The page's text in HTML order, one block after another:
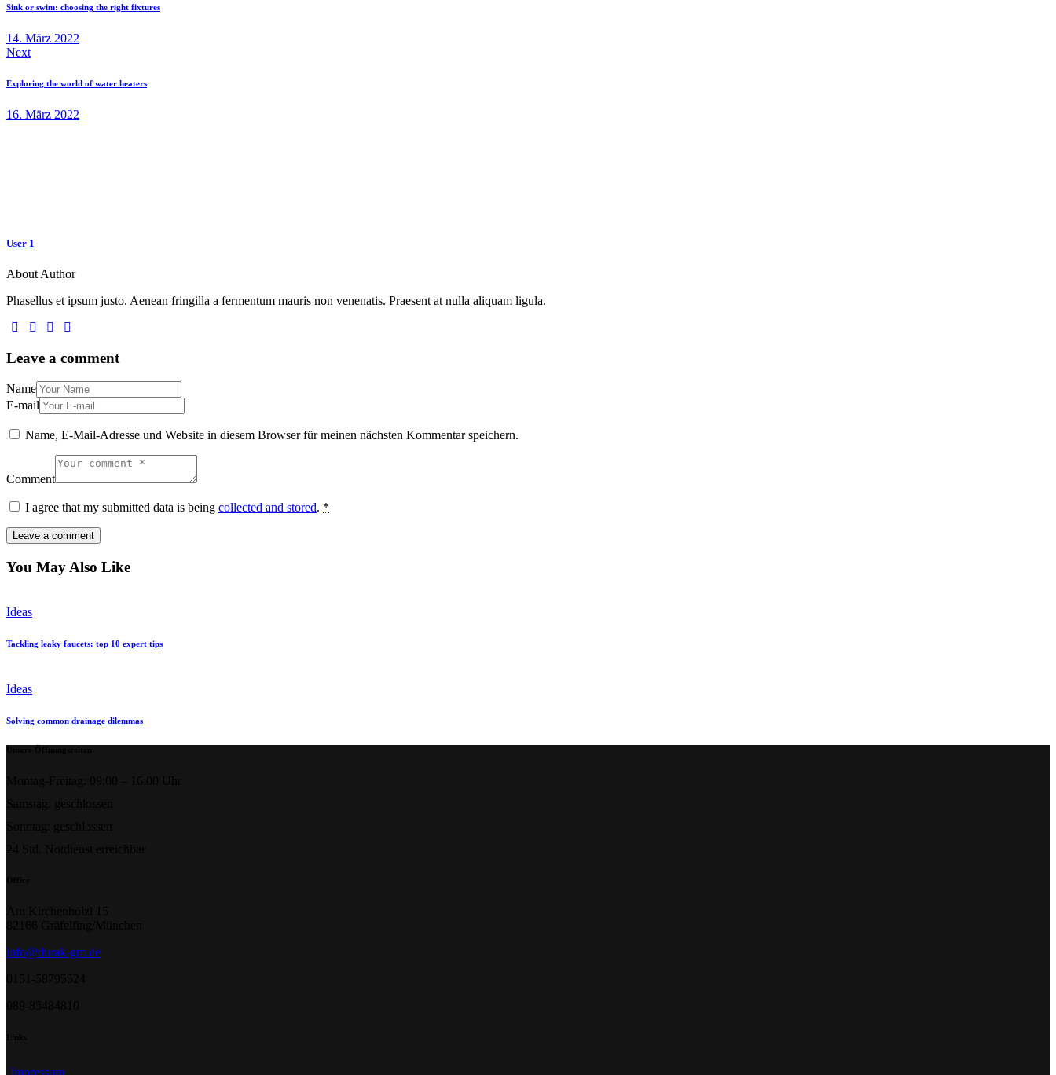
Sink or swim: choosing the right fixtures
14. März 2022
Next
Exploring the world of water heaters
16. März 2022
User 1
About Author
Phasellus et ipsum justo. Aenean fringilla a fermentum mauris non venenatis. Praesent at nulla aliquam ligula.
Leave a comment
Name
E-mail
Name, E-Mail-Adresse und Website in diesem Browser für meinen nächsten Kommentar speichern.
Comment
I agree that my submitted data is being collected and stored. *
You May Also Like
Ideas
Tackling leaky faucets: top 10 expert tips
Ideas
Solving common drainage dilemmas
info@durak-gm.de